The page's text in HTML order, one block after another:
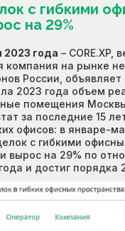
с гибкими
на 29%
года – CORE.XP,
компания на рынке
России, объявляет
2023 года объем
помещения
за последние 15
офисов: в январе-
с гибкими
вырос на 29% по
и достиг порядка